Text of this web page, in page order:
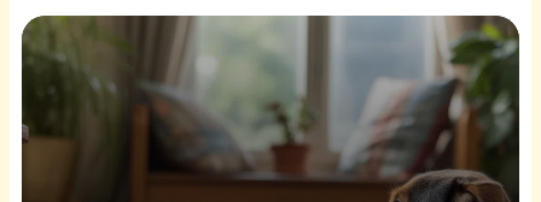
le chat : comment réagir
immédiatement ?
6 mars 2026